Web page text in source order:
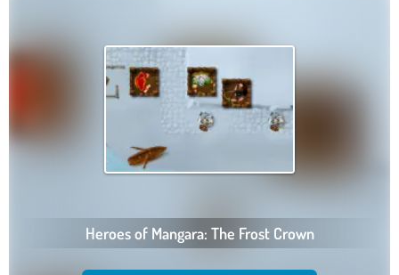
Heroes of Mangara: The Frost Crown